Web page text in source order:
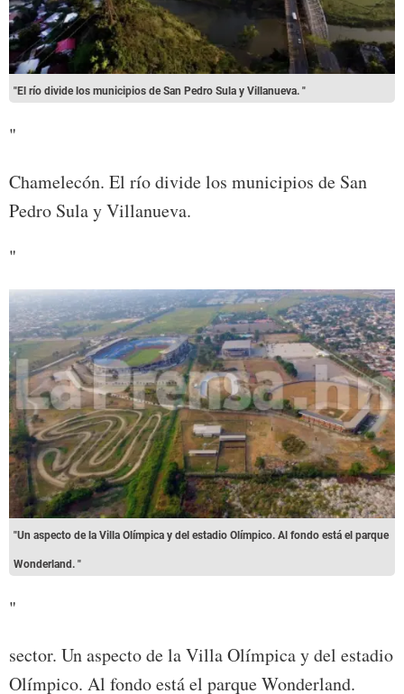
"El río divide los municipios de San Pedro Sula y Villanueva. "
"
Chamelecón. El río divide los municipios de San
Pedro Sula y Villanueva.
"
"Un aspecto de la Villa Olímpica y del estadio Olímpico. Al fondo está el parque
Wonderland. "
"
sector. Un aspecto de la Villa Olímpica y del estadio
Olímpico. Al fondo está el parque Wonderland.